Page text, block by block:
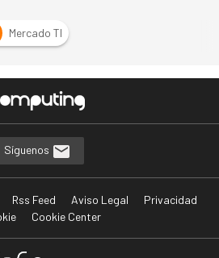
Mercado TI
Síguenos
Rss Feed Aviso Legal
Privacidad
Cookie Center